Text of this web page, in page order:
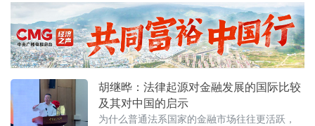
框架与实践路径。管晓峰从市场发展环境问
展的根本路径。
胡继晔：法律起源对金融发展的国际比较
及其对中国的启示
为什么普通法系国家的金融市场往往更活跃，